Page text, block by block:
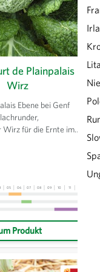
de Plainpalais -
Wirz
Ebene bei Genf
Wirz für die Ernte im
05 06 07 08 09 10 11
Produkt